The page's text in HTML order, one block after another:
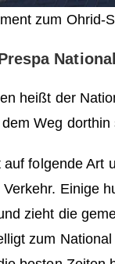
zum Ohrid-
heißt der
Weg
folgende Art
Einige
zieht die
zum